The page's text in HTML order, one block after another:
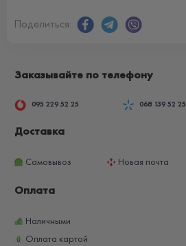
Поделиться:
Заказывайте по телефону
095 229 52 25 068 139 52 25
Доставка
Самовывоз Новая почта
Оплата
Наличными
Оплата картой